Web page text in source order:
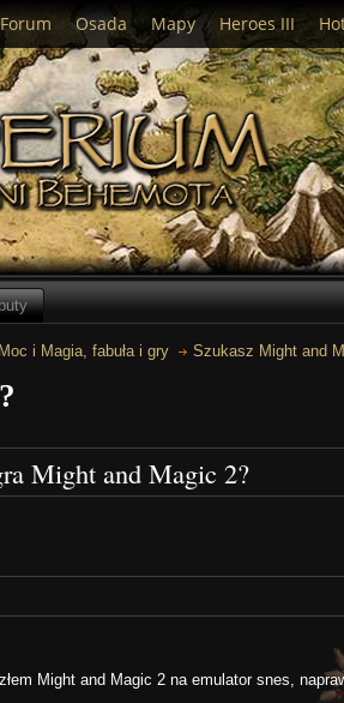
i Magia, fabuła i gry Szukasz Might and
Might and Magic 2?
Might and Magic 2 na emulator snes,
Forum Osada Mapy Heroes III